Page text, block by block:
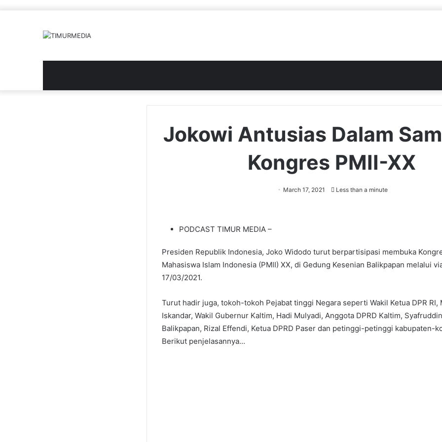
Jokowi Antusias Dalam
Kongres PMII-XX
March 17, 2021 Less than a minute
PODCAST TIMUR MEDIA –
Presiden Republik Indonesia, Joko Widodo turut berpartisipasi membuka
Mahasiswa Islam Indonesia (PMII) XX, di Gedung Kesenian Balikpapan melalui
17/03/2021.
Turut hadir juga, tokoh-tokoh Pejabat tinggi Negara seperti Wakil Ketua DPR RI,
Iskandar, Wakil Gubernur Kaltim, Hadi Mulyadi, Anggota DPRD Kaltim,
Balikpapan, Rizal Effendi, Ketua DPRD Paser dan petinggi-petinggi kabupaten-
Berikut penjelasannya…